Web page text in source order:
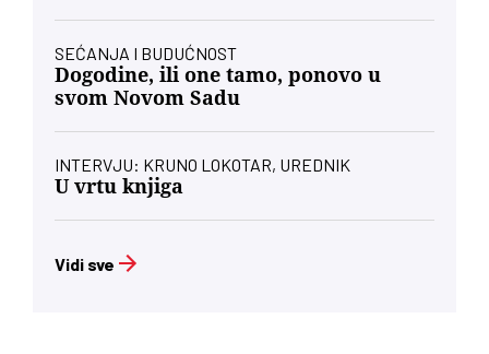
SEĆANJA I BUDUĆNOST
Dogodine, ili one tamo, ponovo u
svom Novom Sadu
INTERVJU: KRUNO LOKOTAR, UREDNIK
U vrtu knjiga
Vidi sve